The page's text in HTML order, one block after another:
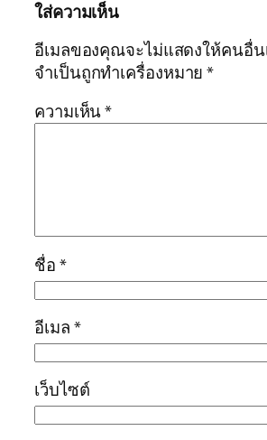
ใส่ความเห็น
อีเมลของคุณจะไม่แสดงให้คนอื่น
จำเป็นถูกทำเครื่องหมาย*
ความเห็น*
ชื่อ *
อีเมล *
เว็บไซต์